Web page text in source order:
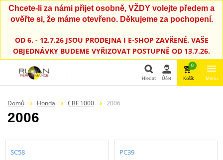
Chcete-li za námi přijet osobně, VŽDY volejte předem a
ověřte si, že máme otevřeno. Děkujeme za pochopení.
OD 6. - 12.7.26 JSOU PRODEJNA I E-SHOP ZAVŘENÉ. VAŠE
OBJEDNÁVKY BUDEME VYŘIZOVAT POSTUPNĚ OD 13.7.26.
Hledat Účet
0
Košík Menu
Domů Honda CBF 1000 2006
2006
SC58 PC39